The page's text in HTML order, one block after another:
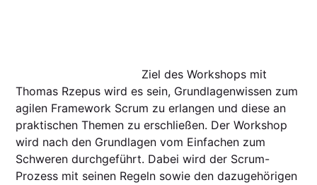
Ziel des Workshops mit
Thomas Rzepus wird es sein, Grundlagenwissen zum
agilen Framework Scrum zu erlangen und diese an
praktischen Themen zu erschließen. Der Workshop
wird nach den Grundlagen vom Einfachen zum
Schweren durchgeführt. Dabei wird der Scrum-
Prozess mit seinen Regeln sowie den dazugehörigen